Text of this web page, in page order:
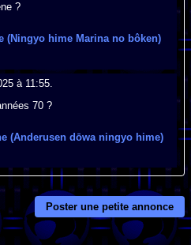
?
(Ningyo hime Marina no bôken)
à 11:55.
70 ?
(Anderusen dōwa ningyo hime)
Poster une petite annonce